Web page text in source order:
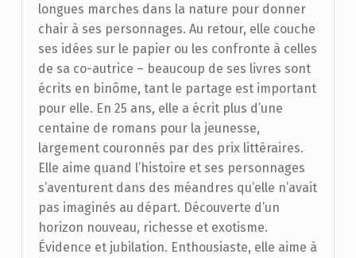
longues marches dans la nature pour donner
chair à ses personnages. Au retour, elle couche
ses idées sur le papier ou les confronte à celles
de sa co-autrice – beaucoup de ses livres sont
écrits en binôme, tant le partage est important
pour elle. En 25 ans, elle a écrit plus d’une
centaine de romans pour la jeunesse,
largement couronnés par des prix littéraires.
Elle aime quand l’histoire et ses personnages
s’aventurent dans des méandres qu’elle n’avait
pas imaginés au départ. Découverte d’un
horizon nouveau, richesse et exotisme.
Évidence et jubilation. Enthousiaste, elle aime à